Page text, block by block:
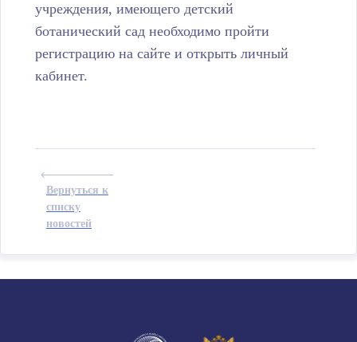
учреждения, имеющего детский
ботанический сад необходимо пройти
регистрацию на сайте и открыть личный
кабинет.
Вернуться к
списку
новостей